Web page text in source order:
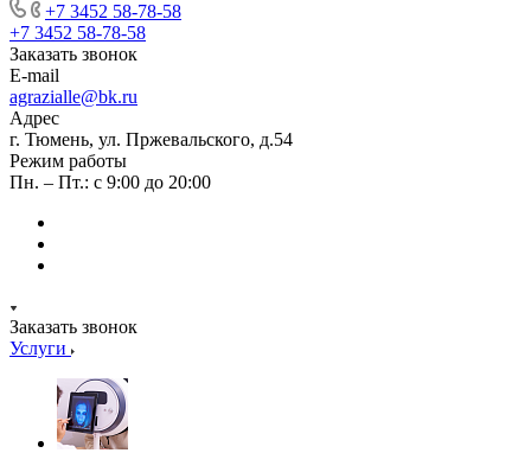
+7 3452 58-78-58
+7 3452 58-78-58
Заказать звонок
E-mail
agrazialle@bk.ru
Адрес
г. Тюмень, ул. Пржевальского, д.54
Режим работы
Пн. – Пт.: с 9:00 до 20:00
Заказать звонок
Услуги